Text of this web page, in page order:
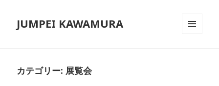
JUMPEI KAWAMURA
カテゴリー: 展覧会